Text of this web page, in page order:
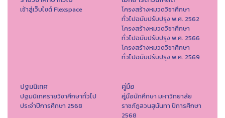
เข้าสู่เว็บไซต์ Flexspace
โครงสร้างหมวดวิชาศึกษา
ทั่วไปฉบับปรับปรุง พ.ศ. 2562
โครงสร้างหมวดวิชาศึกษา
ทั่วไปฉบับปรับปรุง พ.ศ. 2566
โครงสร้างหมวดวิชาศึกษา
ทั่วไปฉบับปรับปรุง พ.ศ. 2569
ปฐมนิเทศ
ปฐมนิเทศรายวิชาศึกษาทั่วไป
ประจำปีการศึกษา 2568
คู่มือ
คู่มือนักศึกษา มหาวิทยาลัย
ราชภัฏสวนสุนันทา ปีการศึกษา
2568